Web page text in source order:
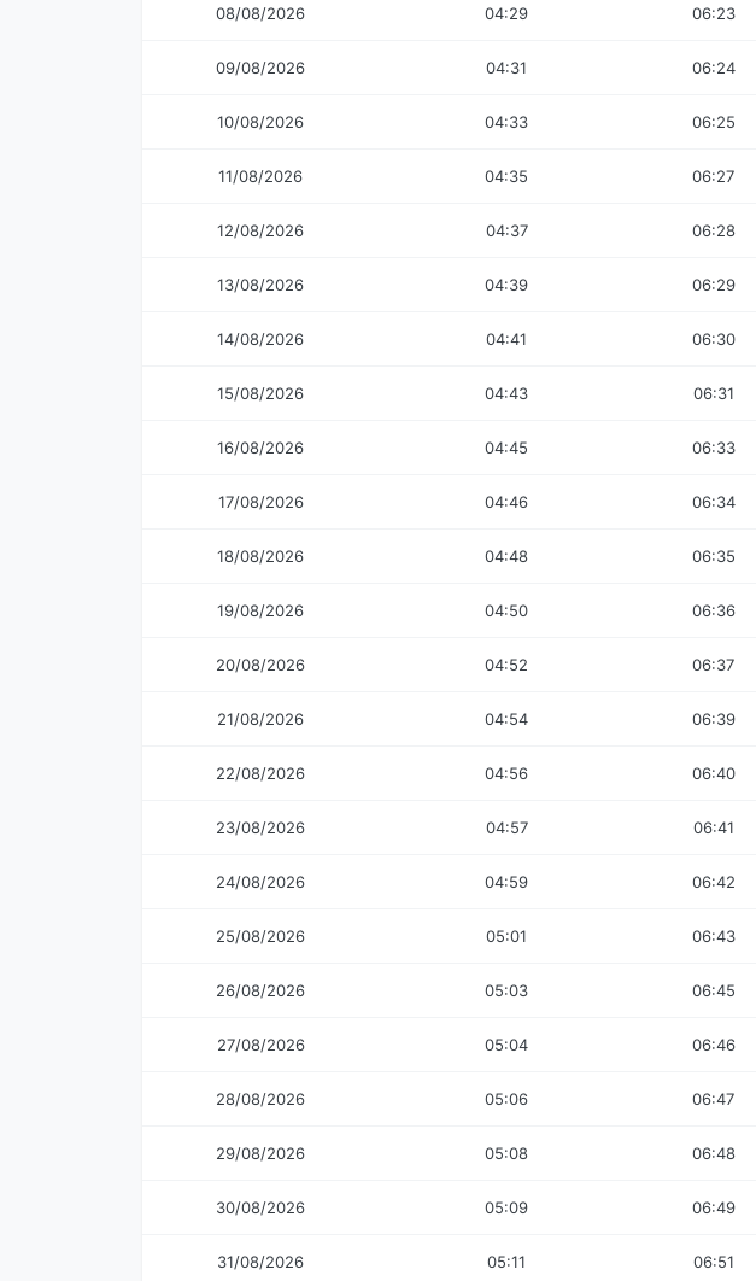
08/08/2026 04:29 06:23
09/08/2026 04:31 06:24
10/08/2026 04:33 06:25
11/08/2026 04:35 06:27
12/08/2026 04:37 06:28
13/08/2026 04:39 06:29
14/08/2026 04:41 06:30
15/08/2026 04:43 06:31
16/08/2026 04:45 06:33
17/08/2026 04:46 06:34
18/08/2026 04:48 06:35
19/08/2026 04:50 06:36
20/08/2026 04:52 06:37
21/08/2026 04:54 06:39
22/08/2026 04:56 06:40
23/08/2026 04:57 06:41
24/08/2026 04:59 06:42
25/08/2026 05:01 06:43
26/08/2026 05:03 06:45
27/08/2026 05:04 06:46
28/08/2026 05:06 06:47
29/08/2026 05:08 06:48
30/08/2026 05:09 06:49
31/08/2026 05:11 06:51